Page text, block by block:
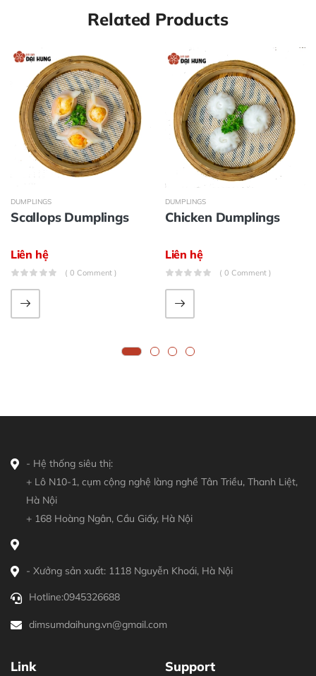
Related Products
DUMPLINGS
Scallops Dumplings
Liên hệ
( 0 Comment )
DUMPLINGS
Chicken Dumplings
Liên hệ
( 0 Comment )
- Hệ thống siêu thị:
+ Lô N10-1, cụm cộng nghệ làng nghề Tân Triều, Thanh Liệt,
Hà Nội
+ 168 Hoàng Ngân, Cầu Giấy, Hà Nội
- Xưởng sản xuất: 1118 Nguyễn Khoái, Hà Nội
Hotline:0945326688
dimsumdaihung.vn@gmail.com
Link Support